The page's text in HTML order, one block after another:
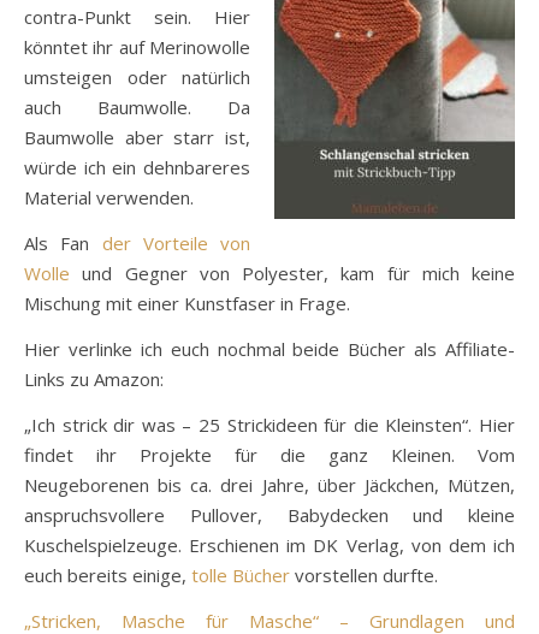
contra-Punkt sein. Hier
könntet ihr auf Merinowolle
umsteigen oder natürlich
auch Baumwolle. Da
Baumwolle aber starr ist,
würde ich ein dehnbareres
Material verwenden.
Als Fan der Vorteile von
Wolle und Gegner von Polyester, kam für mich keine
Mischung mit einer Kunstfaser in Frage.
Hier verlinke ich euch nochmal beide Bücher als Affiliate-
Links zu Amazon:
„Ich strick dir was – 25 Strickideen für die Kleinsten“. Hier
findet ihr Projekte für die ganz Kleinen. Vom
Neugeborenen bis ca. drei Jahre, über Jäckchen, Mützen,
anspruchsvollere Pullover, Babydecken und kleine
Kuschelspielzeuge. Erschienen im DK Verlag, von dem ich
euch bereits einige, tolle Bücher vorstellen durfte.
„Stricken, Masche für Masche“ – Grundlagen und